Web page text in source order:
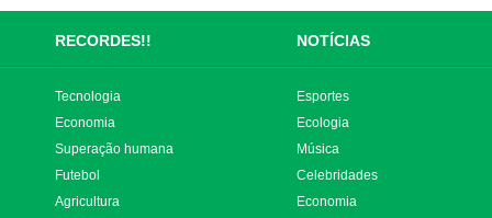
RECORDES!! NOTÍCIAS
Tecnologia
Economia
Superação humana
Futebol
Agricultura
Esportes
Ecologia
Música
Celebridades
Economia